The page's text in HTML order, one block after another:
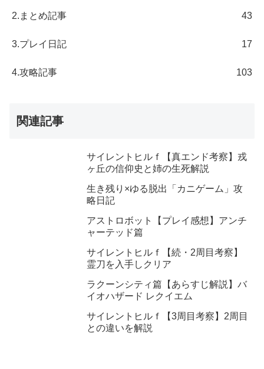
2.まとめ記事 43
3.プレイ日記 17
4.攻略記事 103
関連記事
サイレントヒルｆ【真エンド考察】戎
ヶ丘の信仰史と姉の生死解説
生き残り×ゆる脱出「カニゲーム」攻
略日記
アストロボット【プレイ感想】アンチ
ャーテッド篇
サイレントヒルｆ【続・2周目考察】
霊刀を入手しクリア
ラクーンシティ篇【あらすじ解説】バ
イオハザード レクイエム
サイレントヒルｆ【3周目考察】2周目
との違いを解説